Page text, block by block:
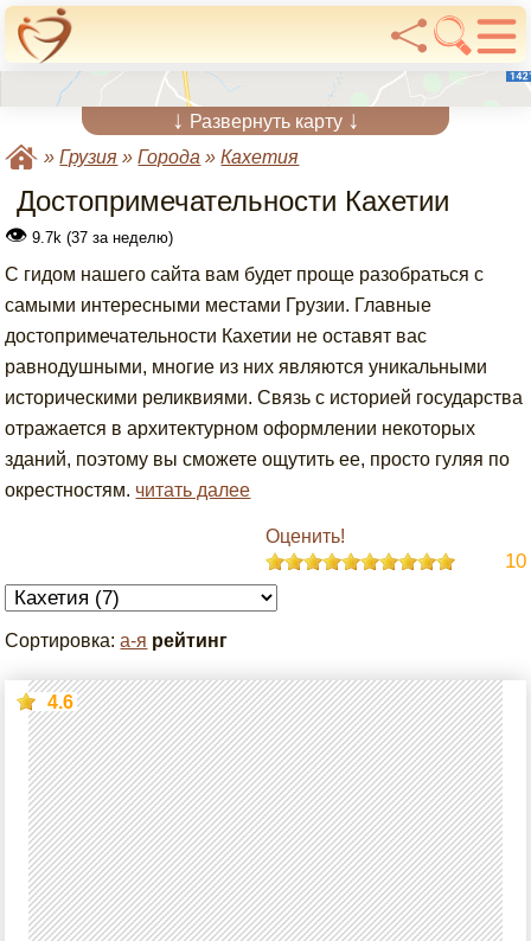
↓ Развернуть карту ↓
»Грузия »Города »Кахетия
Достопримечательности Кахетии
👁 9.7k (37 за неделю)
С гидом нашего сайта вам будет проще разобраться с
самыми интересными местами Грузии. Главные
достопримечательности Кахетии не оставят вас
равнодушными, многие из них являются уникальными
историческими реликвиями. Связь с историей государства
отражается в архитектурном оформлении некоторых
зданий, поэтому вы сможете ощутить ее, просто гуляя по
окрестностям. читать далее
Оценить!
10
Сортировка:а-я рейтинг
4.6